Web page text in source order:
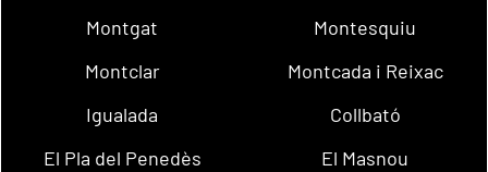
Montgat
Montesquiu
Montclar
Montcada i Reixac
Igualada
Collbató
El Pla del Penedès
El Masnou